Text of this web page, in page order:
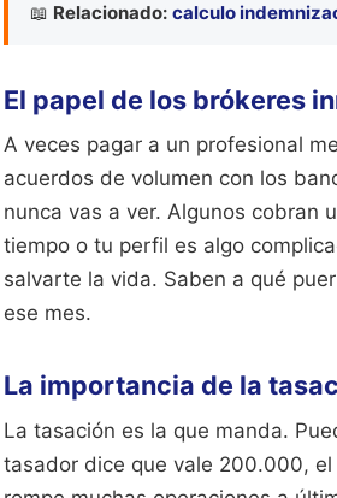
📖 Relacionado: calculo
El papel de los brókeres
A veces pagar a un profesional
acuerdos de volumen con los
nunca vas a ver. Algunos cobran
tiempo o tu perfil es algo
salvarte la vida. Saben a qué
ese mes.
La importancia de la
La tasación es la que manda.
tasador dice que vale 200.000,